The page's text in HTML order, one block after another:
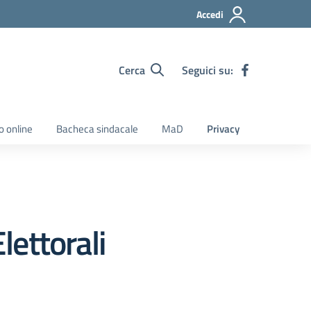
Accedi
Cerca Seguici su:
online Bacheca sindacale MaD Privacy